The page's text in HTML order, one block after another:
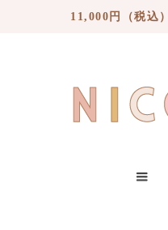
11,000円（税込